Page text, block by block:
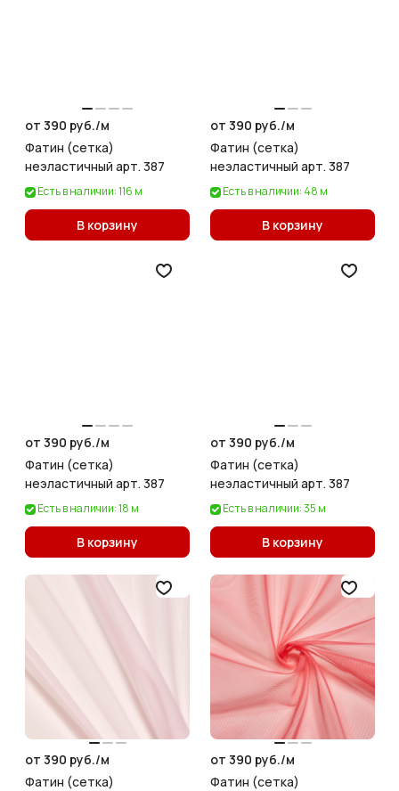
от 390 руб./м
Фатин (сетка)
неэластичный арт. 387
Есть в наличии: 116 м
В корзину
от 390 руб./м
Фатин (сетка)
неэластичный арт. 387
Есть в наличии: 48 м
В корзину
от 390 руб./м
Фатин (сетка)
неэластичный арт. 387
Есть в наличии: 18 м
В корзину
от 390 руб./м
Фатин (сетка)
неэластичный арт. 387
Есть в наличии: 35 м
В корзину
от 390 руб./м
Фатин (сетка)
от 390 руб./м
Фатин (сетка)